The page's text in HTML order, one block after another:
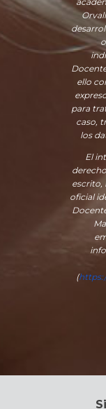
ello
para
caso,
los
El
escrito,
oficial
(